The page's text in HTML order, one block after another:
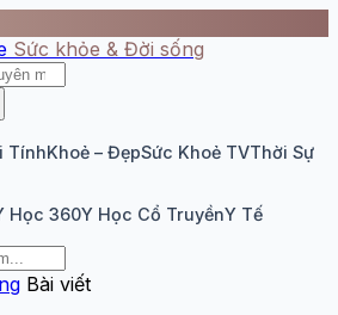
Sức khỏe & Đời sống
TínhKhoẻ – ĐẹpSức Khoẻ TVThời Sự
Học 360Y Học Cổ TruyềnY Tế
Bài viết